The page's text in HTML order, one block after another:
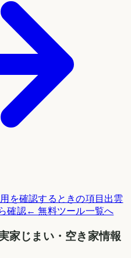
を確認するときの項目 出雲
確認← 無料ツール一覧へ
家じまい・空き家情報